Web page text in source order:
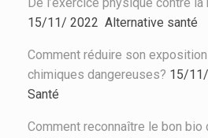
15/11/ 2022 Alternative santé
Comment réduire son
chimiques dangereuses? 15/
Santé
Comment reconnaître le bon bio